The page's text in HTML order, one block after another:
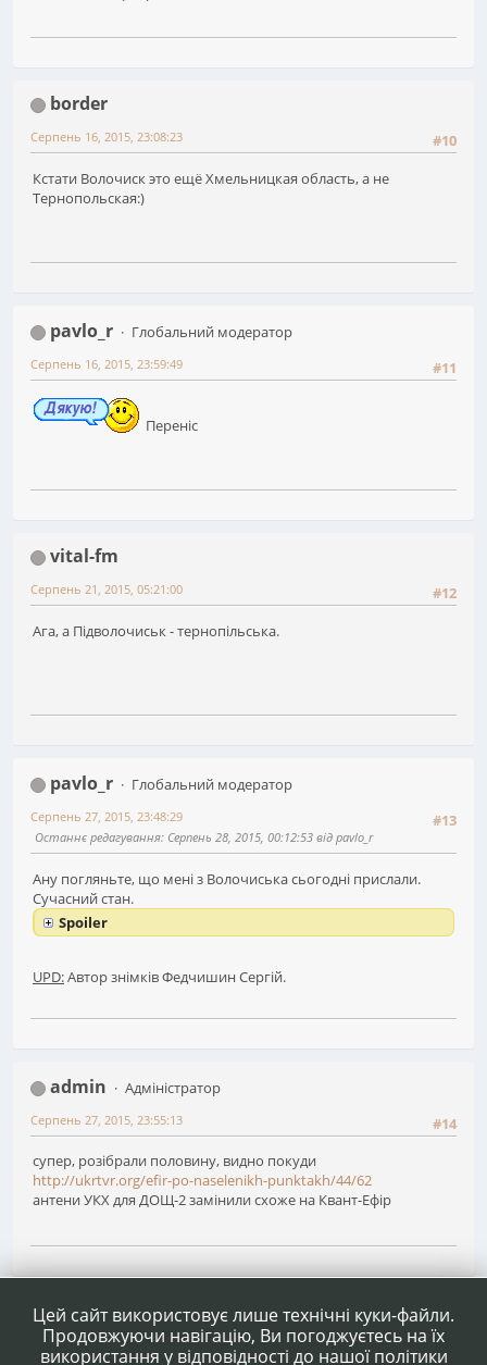
border
#10
Серпень 16, 2015, 23:08:23
Кстати Волочиск это ещё Хмельницкая область, а не
Тернопольская:)
pavlo_r
Глобальний модератор
#11
Серпень 16, 2015, 23:59:49
Переніс
vital-fm
#12
Серпень 21, 2015, 05:21:00
Ага, а Підволочиськ - тернопільська.
pavlo_r
Глобальний модератор
#13
Серпень 27, 2015, 23:48:29
Останнє редагування: Серпень 28, 2015, 00:12:53 від pavlo_r
Ану погляньте, що мені з Волочиська сьогодні прислали.
Сучасний стан.
Spoiler
UPD:Автор знімків Федчишин Сергій.
admin
Адміністратор
#14
Серпень 27, 2015, 23:55:13
супер, розібрали половину, видно покуди
http://ukrtvr.org/efir-po-naselenikh-punktakh/44/62
антени УКХ для ДОЩ-2 замінили схоже на Квант-Ефір
Цей сайт використовує лише технічні куки-файли.
Продовжуючи навігацію, Ви погоджуєтесь на їх
використання у відповідності до нашої політики